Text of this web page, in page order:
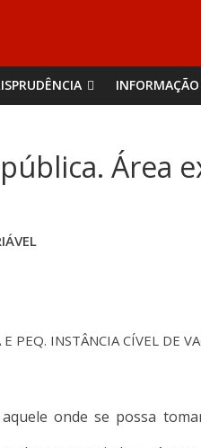
INFORMAÇÃO
Área
PEQ. INSTÂNCIA CÍVEL DE
onde se possa